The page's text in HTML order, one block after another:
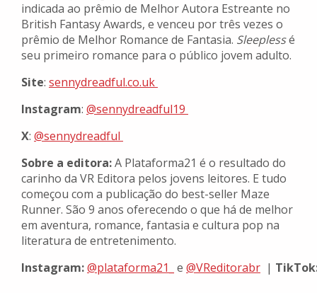
indicada ao prêmio de Melhor Autora Estreante no
British Fantasy Awards, e venceu por três vezes o
prêmio de Melhor Romance de Fantasia. Sleeplessé
seu primeiro romance para o público jovem adulto.
Site: sennydreadful.co.uk
Instagram: @sennydreadful19
X: @sennydreadful
Sobre a editora:A Plataforma21 é o resultado do
carinho da VR Editora pelos jovens leitores. E tudo
começou com a publicação do best-seller Maze
Runner. São 9 anos oferecendo o que há de melhor
em aventura, romance, fantasia e cultura pop na
literatura de entretenimento.
Instagram:@plataforma21_ e @VReditorabr |